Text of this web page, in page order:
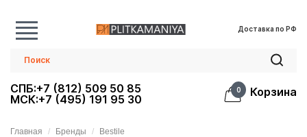
Доставка по РФ
СПБ:+7 (812) 509 50 85
МСК:+7 (495) 191 95 30
0 Корзина
Главная Бренды Bestile